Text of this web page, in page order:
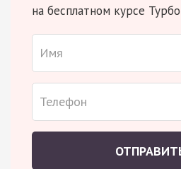
на бесплатном курсе